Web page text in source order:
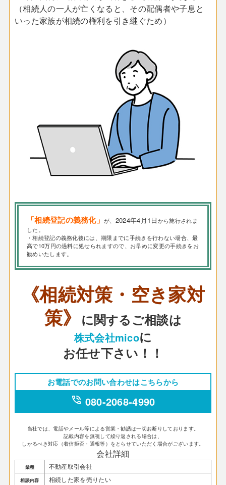
（相続人の一人が亡くなると、その配偶者や子息と
いった家族が相続の権利を引き継ぐため）
「相続登記の義務化」が、 2024年4月1日から施行されま
した。
・相続登記の義務化後には、期限までに手続きを行わない場合、最
高で10万円の過料に処せられますので、お早めに変更の手続きをお
勧めいたします。
《相続対策・空き家対
策》
に関するご相談は
株式会社micoに
お任せ下さい！！
お電話でのお問い合わせはこちらから
phone_in_talk 080-2068-4990
当社では、電話やメール等による営業・勧誘は一切お断りしております。
記載内容を無視して繰り返される場合は、
しかるべき対応（着信拒否・通報等）をとらせていただく場合がございます。
会社詳細
業種 不動産取引会社
相談内容 相続した家を売りたい